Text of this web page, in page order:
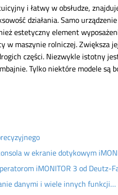
i łatwy w obsłudze,
działania. Samo
estetyczny element
w maszynie rolniczej. Zwiększa
części. Niezwykle istotny
Tylko niektóre modele są
w ekranie dotykowym
iMONITOR 3 od Deutz-
danymi i wiele innych funkcji…